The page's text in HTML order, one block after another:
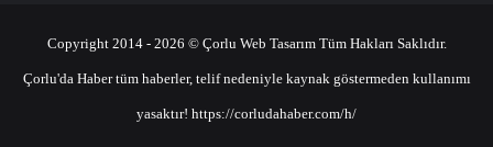
Copyright 2014 - 2026 © Çorlu Web Tasarım Tüm Hakları Saklıdır.
Çorlu'da Haber tüm haberler, telif nedeniyle kaynak göstermeden kullanımı
yasaktır! https://corludahaber.com/h/